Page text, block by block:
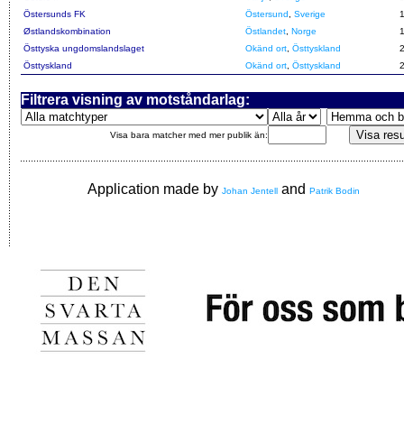
Östersunds FK
Östersund Sverige
Østlandskombination
Östlandet Norge
1
Östtyska ungdomslandslaget
Okänd ort Östtyskland
2
Östtyskland
Okänd ort Östtyskland 2
Filtrera visning av motståndarlag:
Visa bara matcher med mer publik än:
Application made by Johan Jentell and Patrik Bodin